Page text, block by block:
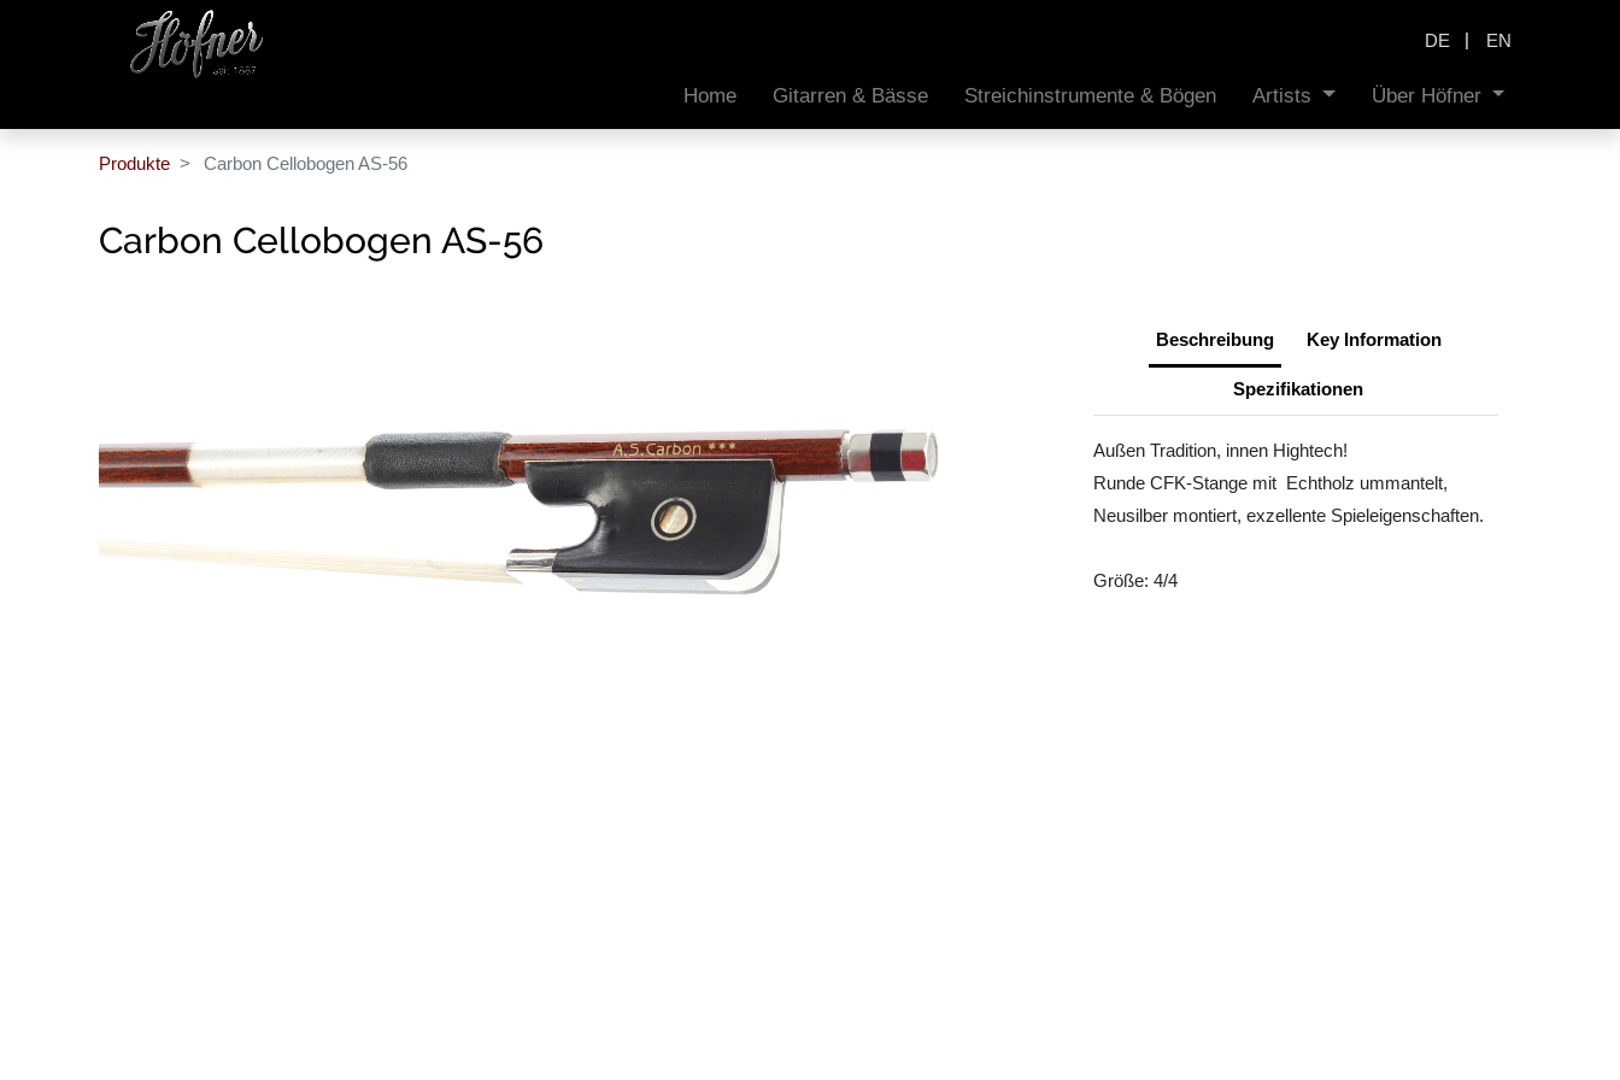
DE | EN
Home Gitarren & Bässe Streichinstrumente & Bögen Artists Über Höfner
Produkte Carbon Cellobogen AS-56
Carbon Cellobogen AS-56
Beschreibung Key Information
Spezifikationen
Außen Tradition, innen Hightech!
Runde CFK-Stange mit Echtholz ummantelt,
Neusilber montiert, exzellente Spieleigenschaften.
Größe: 4/4